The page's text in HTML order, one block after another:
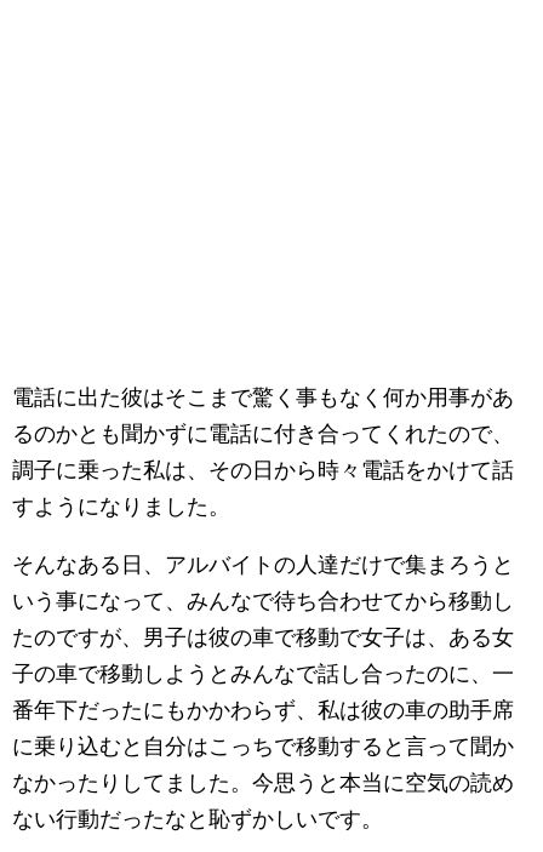
電話に出た彼はそこまで驚く事もなく何か用事があ
るのかとも聞かずに電話に付き合ってくれたので、
調子に乗った私は、その日から時々電話をかけて話
すようになりました。
そんなある日、アルバイトの人達だけで集まろうと
いう事になって、みんなで待ち合わせてから移動し
たのですが、男子は彼の車で移動で女子は、ある女
子の車で移動しようとみんなで話し合ったのに、一
番年下だったにもかかわらず、私は彼の車の助手席
に乗り込むと自分はこっちで移動すると言って聞か
なかったりしてました。今思うと本当に空気の読め
ない行動だったなと恥ずかしいです。